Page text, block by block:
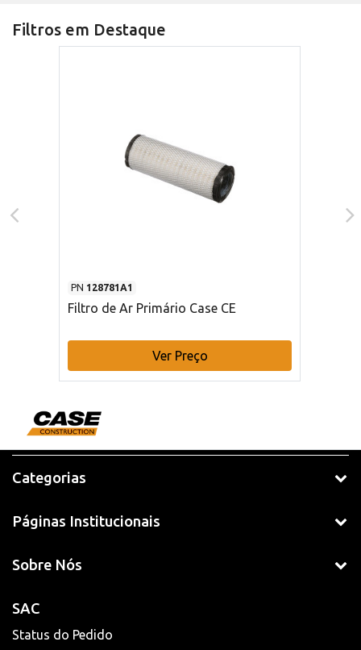
Filtros em Destaque
PN 128781A1
Filtro de Ar Primário Case CE
Ver Preço
Categorias
Páginas Institucionais
Sobre Nós
SAC
Status do Pedido